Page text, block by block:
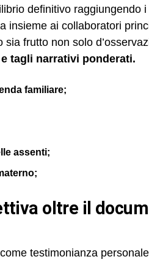
definitivo raggiungendo
insieme ai collaboratori
frutto non solo
tagli narrativi ponderati.
familiare;
assenti;
testimonianza